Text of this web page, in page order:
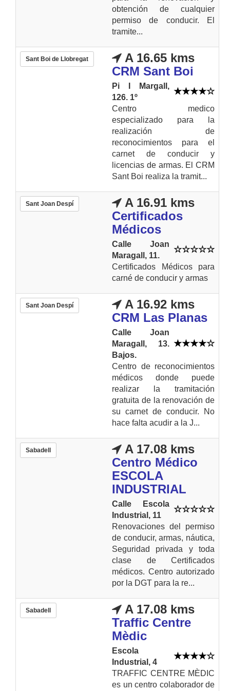
obtención de cualquier
permiso de conducir. El
tramite...
Sant Boi de Llobregat
A 16.65 kms
CRM Sant Boi
Pi I Margall,
126. 1º
Centro medico
especializado para la
realización de
reconocimientos para el
carnet de conducir y
licencias de armas. El CRM
Sant Boi realiza la tramit...
Sant Joan Despí
A 16.91 kms
Certificados
Médicos
Calle Joan
Maragall, 11.
Certificados Médicos para
carné de conducir y armas
Sant Joan Despí
A 16.92 kms
CRM Las Planas
Calle Joan
Maragall, 13.
Bajos.
Centro de reconocimientos
médicos donde puede
realizar la tramitación
gratuita de la renovación de
su carnet de conducir. No
hace falta acudir a la J...
Sabadell
A 17.08 kms
Centro Médico
ESCOLA
INDUSTRIAL
Calle Escola
Industrial, 11
Renovaciones del permiso
de conducir, armas, náutica,
Seguridad privada y toda
clase de Certificados
médicos. Centro autorizado
por la DGT para la re...
Sabadell
A 17.08 kms
Traffic Centre
Mèdic
Escola
Industrial, 4
TRAFFIC CENTRE MÈDIC
es un centro colaborador de